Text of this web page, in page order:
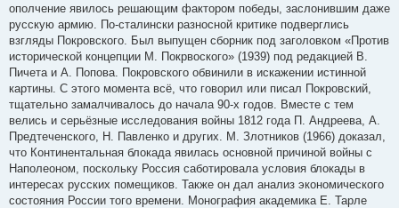
ополчение явилось решающим фактором победы, заслонившим даже
русскую армию. По-сталински разносной критике подверглись
взгляды Покровского. Был выпущен сборник под заголовком «Против
исторической концепции М. Покрвоского» (1939) под редакцией В.
Пичета и А. Попова. Покровского обвинили в искажении истинной
картины. С этого момента всё, что говорил или писал Покровский,
тщательно замалчивалось до начала 90-х годов. Вместе с тем
велись и серьёзные исследования войны 1812 года П. Андреева, А.
Предтеченского, Н. Павленко и других. М. Злотников (1966) доказал,
что Континентальная блокада явилась основной причиной войны с
Наполеоном, поскольку Россия саботировала условия блокады в
интересах русских помещиков. Также он дал анализ экономического
состояния России того времени. Монография академика Е. Тарле